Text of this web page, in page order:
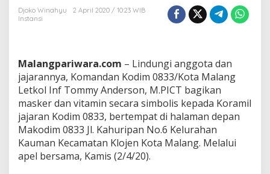
a
A
g
g
o
t
a
,
D
a
Djoko Winahyu
2 April 2020 / 10:23 WIB
Instansi
Malangpariwara.com – Lindungi anggota dan
jajarannya, Komandan Kodim 0833/Kota Malang
Letkol Inf Tommy Anderson, M.PICT bagikan
masker dan vitamin secara simbolis kepada Koramil
jajaran Kodim 0833, bertempat di halaman depan
Makodim 0833 Jl. Kahuripan No.6 Kelurahan
Kauman Kecamatan Klojen Kota Malang. Melalui
apel bersama, Kamis (2/4/20).